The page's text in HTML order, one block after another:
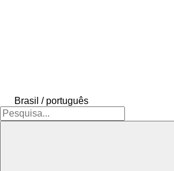
Brasil / português